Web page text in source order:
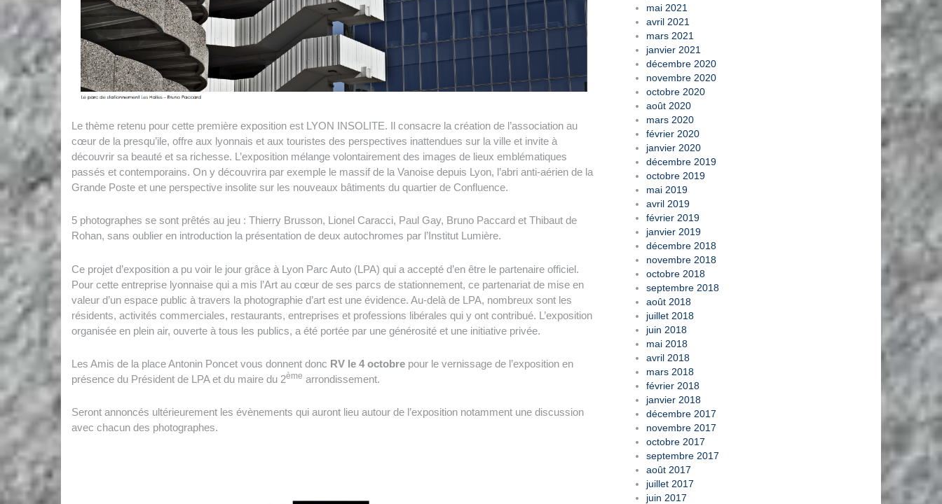
Le thème retenu pour cette première exposition est LYON INSOLITE. Il consacre la création de l’association au
cœur de la presqu’ile, offre aux lyonnais et aux touristes des perspectives inattendues sur la ville et invite à
découvrir sa beauté et sa richesse. L’exposition mélange volontairement des images de lieux emblématiques
passés et contemporains. On y découvrira par exemple le massif de la Vanoise depuis Lyon, l’abri anti-aérien de la
Grande Poste et une perspective insolite sur les nouveaux bâtiments du quartier de Confluence.
5 photographes se sont prêtés au jeu : Thierry Brusson, Lionel Caracci, Paul Gay, Bruno Paccard et Thibaut de
Rohan, sans oublier en introduction la présentation de deux autochromes par l’Institut Lumière.
Ce projet d’exposition a pu voir le jour grâce à Lyon Parc Auto (LPA) qui a accepté d’en être le partenaire officiel.
Pour cette entreprise lyonnaise qui a mis l’Art au cœur de ses parcs de stationnement, ce partenariat de mise en
valeur d’un espace public à travers la photographie d’art est une évidence. Au-delà de LPA, nombreux sont les
résidents, activités commerciales, restaurants, entreprises et professions libérales qui y ont contribué. L’exposition
organisée en plein air, ouverte à tous les publics, a été portée par une générosité et une initiative privée.
Les Amis de la place Antonin Poncet vous donnent donc RV le 4 octobre pour le vernissage de l’exposition en
présence du Président de LPA et du maire du 2ème arrondissement.
Seront annoncés ultérieurement les évènements qui auront lieu autour de l’exposition notamment une discussion
avec chacun des photographes.
mai 2021
avril 2021
mars 2021
janvier 2021
décembre 2020
novembre 2020
octobre 2020
août 2020
mars 2020
février 2020
janvier 2020
décembre 2019
octobre 2019
mai 2019
avril 2019
février 2019
janvier 2019
décembre 2018
novembre 2018
octobre 2018
septembre 2018
août 2018
juillet 2018
juin 2018
mai 2018
avril 2018
mars 2018
février 2018
janvier 2018
décembre 2017
novembre 2017
octobre 2017
septembre 2017
août 2017
juillet 2017
juin 2017